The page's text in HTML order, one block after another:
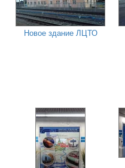
Новое здание ЛЦТО